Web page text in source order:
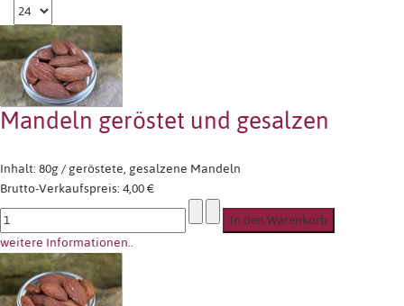
Mandeln geröstet und gesalzen
Inhalt: 80g / geröstete, gesalzene Mandeln
Brutto-Verkaufspreis:4,00 €
weitere Informationen..